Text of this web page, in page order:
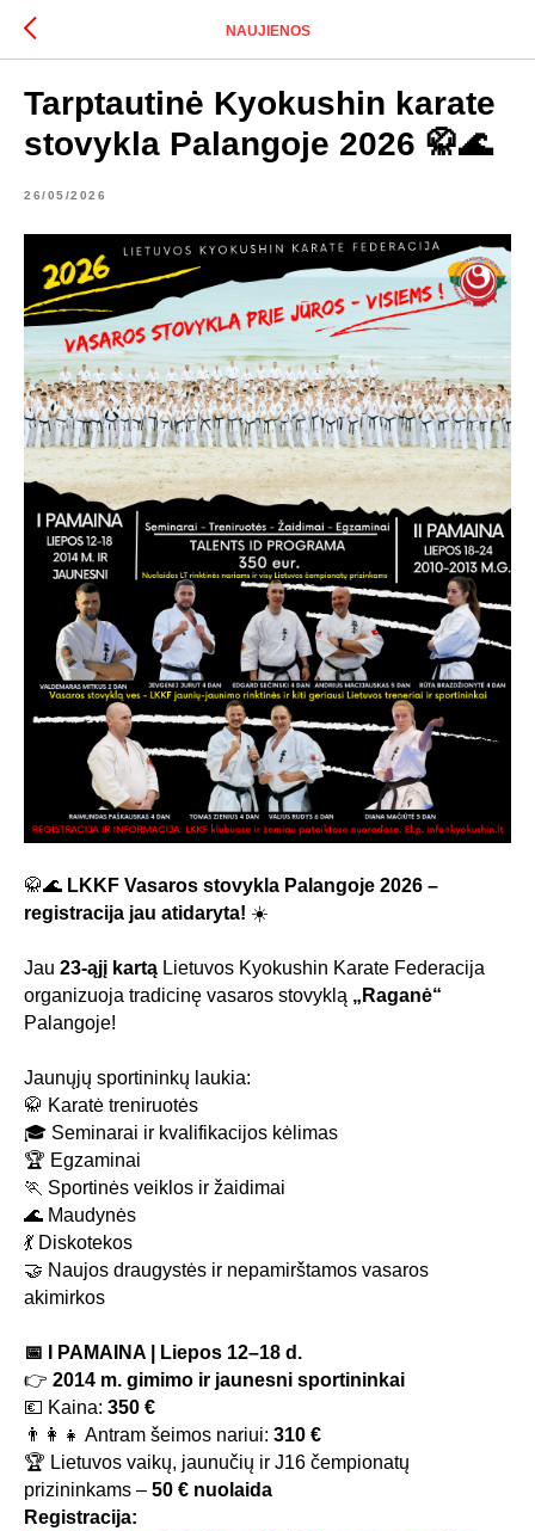
NAUJIENOS
Tarptautinė Kyokushin karate
stovykla Palangoje 2026 🥋🌊
26/05/2026
🥋🌊 LKKF Vasaros stovykla Palangoje 2026 –
registracija jau atidaryta! ☀️
Jau 23-ąjį kartą Lietuvos Kyokushin Karate Federacija
organizuoja tradicinę vasaros stovyklą „Raganė“
Palangoje!
Jaunųjų sportininkų laukia:
🥋 Karatė treniruotės
🎓 Seminarai ir kvalifikacijos kėlimas
🏆 Egzaminai
🏃 Sportinės veiklos ir žaidimai
🌊 Maudynės
💃 Diskotekos
🤝 Naujos draugystės ir nepamirštamos vasaros
akimirkos
📅 I PAMAINA | Liepos 12–18 d.
👉 2014 m. gimimo ir jaunesni sportininkai
💶 Kaina: 350 €
👨‍👩‍👧 Antram šeimos nariui: 310 €
🏆 Lietuvos vaikų, jaunučių ir J16 čempionatų
prizininkams – 50 € nuolaida
Registracija: